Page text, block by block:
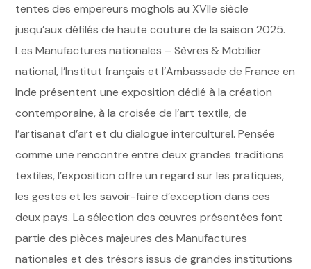
tentes des empereurs moghols au XVIIe siècle
jusqu’aux défilés de haute couture de la saison 2025.
Les Manufactures nationales – Sèvres & Mobilier
national, l’Institut français et l’Ambassade de France en
Inde présentent une exposition dédié à la création
contemporaine, à la croisée de l’art textile, de
l’artisanat d’art et du dialogue interculturel. Pensée
comme une rencontre entre deux grandes traditions
textiles, l’exposition offre un regard sur les pratiques,
les gestes et les savoir-faire d’exception dans ces
deux pays. La sélection des œuvres présentées font
partie des pièces majeures des Manufactures
nationales et des trésors issus de grandes institutions